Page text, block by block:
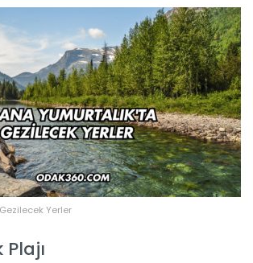
Yerler